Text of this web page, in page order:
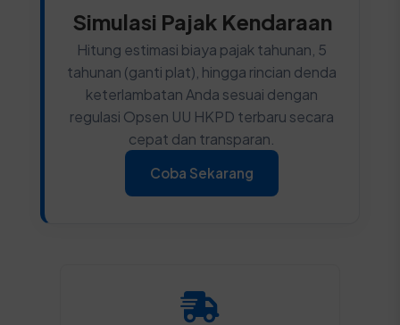
Simulasi Pajak Kendaraan
Hitung estimasi biaya pajak tahunan, 5
tahunan (ganti plat), hingga rincian denda
keterlambatan Anda sesuai dengan
regulasi Opsen UU HKPD terbaru secara
cepat dan transparan.
Coba Sekarang